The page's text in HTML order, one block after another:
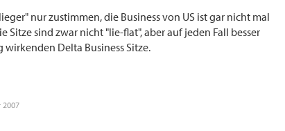
nur zustimmen, die Business von US ist gar nicht mal
Sitze sind zwar nicht "lie-flat", aber auf jeden Fall besser
wirkenden Delta Business Sitze.
2007